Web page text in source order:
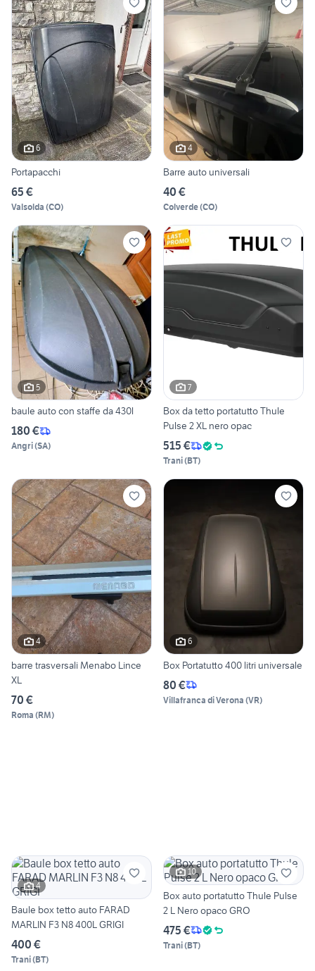
6
Portapacchi
65 €
Valsolda (CO)
4
Barre auto universali
40 €
Colverde(CO)
5
baule auto con staffe da 430l
180 €
Angri(SA)
7
Box da tetto portatutto Thule
Pulse 2 XL nero opac
515 €
Trani(BT)
4
barre trasversali Menabo Lince
XL
70 €
Roma (RM)
6
Box Portatutto 400 litri universale
80 €
Villafranca di Verona (VR)
4
Baule box tetto auto FARAD
MARLIN F3 N8 400L GRIGI
400 €
Trani(BT)
10
Box auto portatutto Thule Pulse
2 L Nero opaco GRO
475 €
Trani(BT)